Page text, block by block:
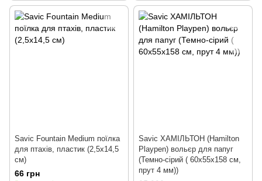
Savic Fountain Medium поїлка
для птахів, пластик (2,5х14,5
см)
66 грн
Savic ХАМІЛЬТОН (Hamilton
Playpen) вольєр для папуг
(Темно-сірий ( 60х55х158 см,
прут 4 мм))